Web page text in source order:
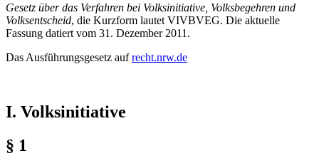
Gesetz über das Verfahren bei Volksinitiative, Volksbegehren und
Volksentscheid, die Kurzform lautet VIVBVEG. Die aktuelle
Fassung datiert vom 31. Dezember 2011.
Das Ausführungsgesetz aufrecht.nrw.de
I. Volksinitiative
§ 1